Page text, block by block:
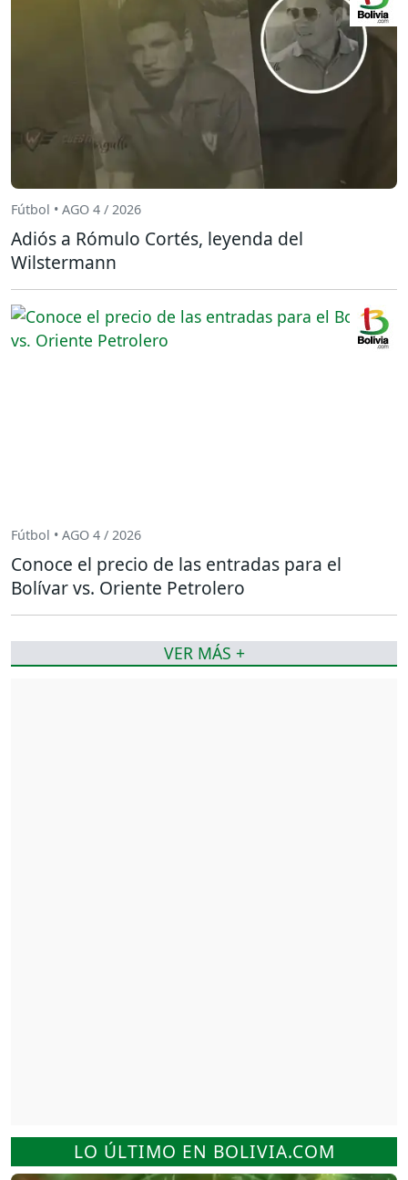
LO ÚLTIMO EN BOLIVIA.COM
Fútbol • AGO 4 / 2026
Adiós a Rómulo Cortés, leyenda del
Wilstermann
Fútbol • AGO 4 / 2026
Conoce el precio de las entradas para el
Bolívar vs. Oriente Petrolero
VER MÁS +